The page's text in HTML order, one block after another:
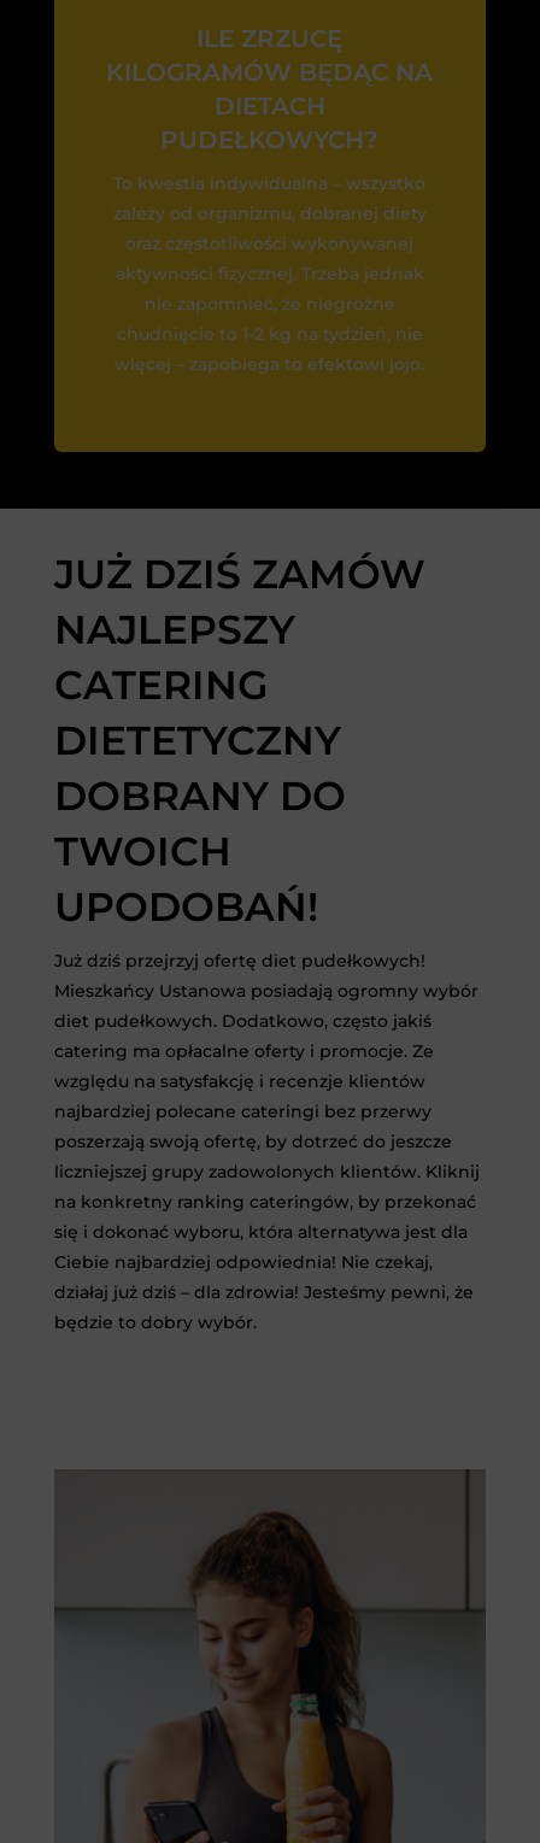
ILE ZRZUCĘ
KILOGRAMÓW BĘDĄC NA
DIETACH
PUDEŁKOWYCH?
To kwestia indywidualna – wszystko
zależy od organizmu, dobranej diety
oraz częstotliwości wykonywanej
aktywności fizycznej. Trzeba jednak
nie zapomnieć, że niegroźne
chudnięcie to 1-2 kg na tydzień, nie
więcej – zapobiega to efektowi jojo.
JUŻ DZIŚ ZAMÓW
NAJLEPSZY
CATERING
DIETETYCZNY
DOBRANY DO
TWOICH
UPODOBAŃ!
Już dziś przejrzyj ofertę diet pudełkowych!
Mieszkańcy Ustanowa posiadają ogromny wybór
diet pudełkowych. Dodatkowo, często jakiś
catering ma opłacalne oferty i promocje. Ze
względu na satysfakcję i recenzje klientów
najbardziej polecane cateringi bez przerwy
poszerzają swoją ofertę, by dotrzeć do jeszcze
liczniejszej grupy zadowolonych klientów. Kliknij
na konkretny ranking cateringów, by przekonać
się i dokonać wyboru, która alternatywa jest dla
Ciebie najbardziej odpowiednia! Nie czekaj,
działaj już dziś – dla zdrowia! Jesteśmy pewni, że
będzie to dobry wybór.